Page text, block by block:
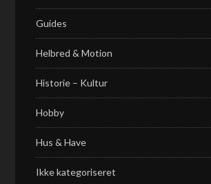
Guides
Helbred & Motion
Historie – Kultur
Hobby
Hus & Have
Ikke kategoriseret